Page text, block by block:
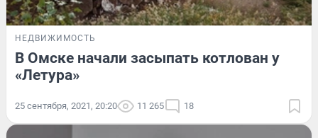
НЕДВИЖИМОСТЬ
В Омске начали засыпать котлован у
«Летура»
25 сентября, 2021, 20:20 11 265 18